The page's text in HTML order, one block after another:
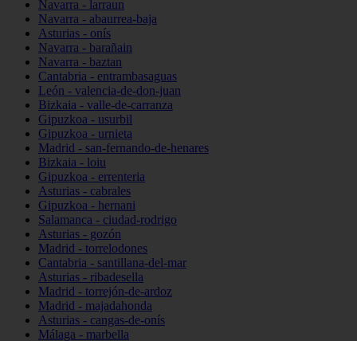
Navarra - larraun
Navarra - abaurrea-baja
Asturias - onís
Navarra - barañain
Navarra - baztan
Cantabria - entrambasaguas
León - valencia-de-don-juan
Bizkaia - valle-de-carranza
Gipuzkoa - usurbil
Gipuzkoa - urnieta
Madrid - san-fernando-de-henares
Bizkaia - loiu
Gipuzkoa - errenteria
Asturias - cabrales
Gipuzkoa - hernani
Salamanca - ciudad-rodrigo
Asturias - gozón
Madrid - torrelodones
Cantabria - santillana-del-mar
Asturias - ribadesella
Madrid - torrejón-de-ardoz
Madrid - majadahonda
Asturias - cangas-de-onís
Málaga - marbella